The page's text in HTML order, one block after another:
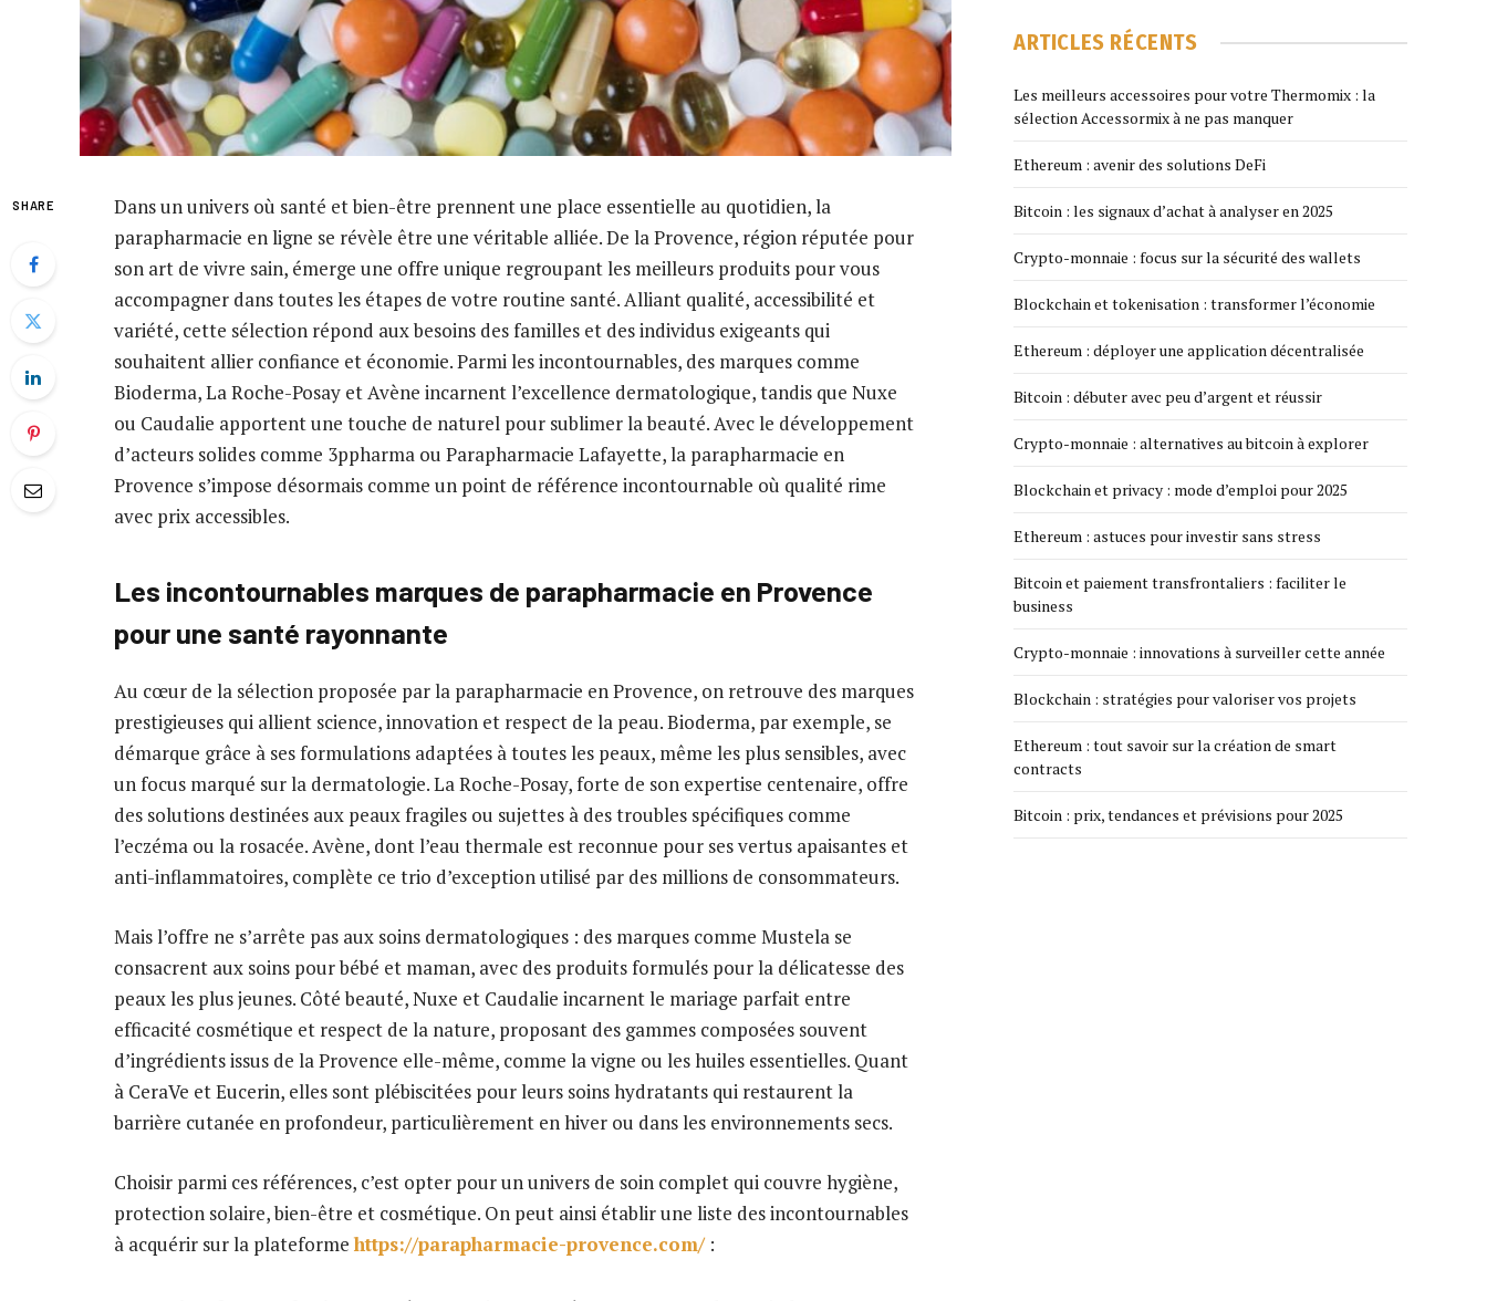
SHARE
Dans un univers où santé et bien-être prennent une place essentielle au quotidien, la
parapharmacie en ligne se révèle être une véritable alliée. De la Provence, région réputée pour
son art de vivre sain, émerge une offre unique regroupant les meilleurs produits pour vous
accompagner dans toutes les étapes de votre routine santé. Alliant qualité, accessibilité et
variété, cette sélection répond aux besoins des familles et des individus exigeants qui
souhaitent allier confiance et économie. Parmi les incontournables, des marques comme
Bioderma, La Roche-Posay et Avène incarnent l’excellence dermatologique, tandis que Nuxe
ou Caudalie apportent une touche de naturel pour sublimer la beauté. Avec le développement
d’acteurs solides comme 3ppharma ou Parapharmacie Lafayette, la parapharmacie en
Provence s’impose désormais comme un point de référence incontournable où qualité rime
avec prix accessibles.
Les incontournables marques de parapharmacie en Provence
pour une santé rayonnante
Au cœur de la sélection proposée par la parapharmacie en Provence, on retrouve des marques
prestigieuses qui allient science, innovation et respect de la peau. Bioderma, par exemple, se
démarque grâce à ses formulations adaptées à toutes les peaux, même les plus sensibles, avec
un focus marqué sur la dermatologie. La Roche-Posay, forte de son expertise centenaire, offre
des solutions destinées aux peaux fragiles ou sujettes à des troubles spécifiques comme
l’eczéma ou la rosacée. Avène, dont l’eau thermale est reconnue pour ses vertus apaisantes et
anti-inflammatoires, complète ce trio d’exception utilisé par des millions de consommateurs.
Mais l’offre ne s’arrête pas aux soins dermatologiques : des marques comme Mustela se
consacrent aux soins pour bébé et maman, avec des produits formulés pour la délicatesse des
peaux les plus jeunes. Côté beauté, Nuxe et Caudalie incarnent le mariage parfait entre
efficacité cosmétique et respect de la nature, proposant des gammes composées souvent
d’ingrédients issus de la Provence elle-même, comme la vigne ou les huiles essentielles. Quant
à CeraVe et Eucerin, elles sont plébiscitées pour leurs soins hydratants qui restaurent la
barrière cutanée en profondeur, particulièrement en hiver ou dans les environnements secs.
Choisir parmi ces références, c’est opter pour un univers de soin complet qui couvre hygiène,
protection solaire, bien-être et cosmétique. On peut ainsi établir une liste des incontournables
à acquérir sur la plateformehttps://parapharmacie-provence.com/:
ARTICLES RÉCENTS
Les meilleurs accessoires pour votre Thermomix : la
sélection Accessormix à ne pas manquer
Ethereum : avenir des solutions DeFi
Bitcoin : les signaux d’achat à analyser en 2025
Crypto-monnaie : focus sur la sécurité des wallets
Blockchain et tokenisation : transformer l’économie
Ethereum : déployer une application décentralisée
Bitcoin : débuter avec peu d’argent et réussir
Crypto-monnaie : alternatives au bitcoin à explorer
Blockchain et privacy : mode d’emploi pour 2025
Ethereum : astuces pour investir sans stress
Bitcoin et paiement transfrontaliers : faciliter le
business
Crypto-monnaie : innovations à surveiller cette année
Blockchain : stratégies pour valoriser vos projets
Ethereum : tout savoir sur la création de smart
contracts
Bitcoin : prix, tendances et prévisions pour 2025